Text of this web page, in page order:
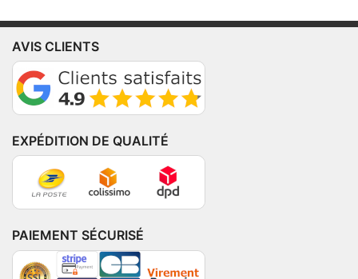
AVIS CLIENTS
EXPÉDITION DE QUALITÉ
PAIEMENT SÉCURISÉ